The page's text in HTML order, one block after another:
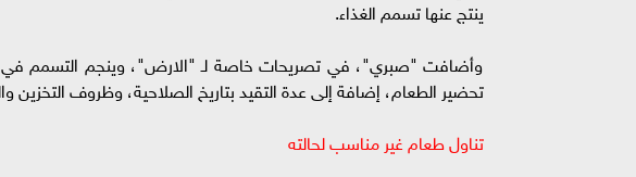
ينتج عنها تسمم الغذاء.
وأضافت "صبري"، في تصريحات خاصة لـ "الارض"، وينجم التسمم في
تحضير الطعام، إضافة إلى عدة التقيد بتاريخ الصلاحية، وظروف التخزين
تناول طعام غير مناسب لحالته